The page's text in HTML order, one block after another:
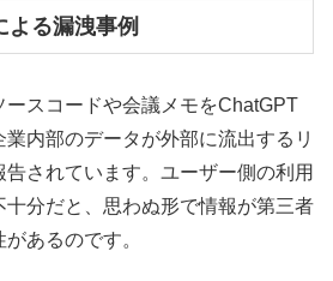
よる漏洩事例
スコードや会議メモをChatGPT
内部のデータが外部に流出するリ
されています。ユーザー側の利用
十分だと、思わぬ形で情報が第三者
あるのです。